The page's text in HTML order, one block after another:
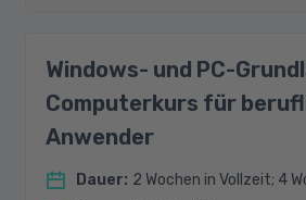
Windows- und PC-
Computerkurs für
Anwender
Dauer: 2 Wochen in Vollzeit; 4